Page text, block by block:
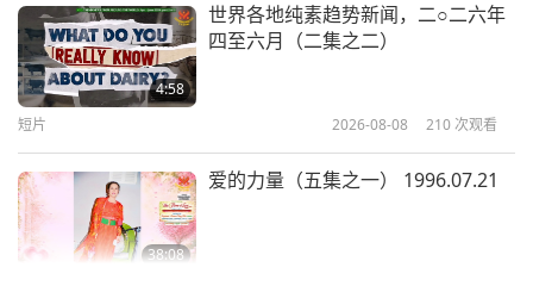
世界和平已经到来：用打坐让它持续
4:58
世界各地纯素趋势新闻，二○二六年
四至六月（二集之二）
短片 2026-08-08 210 次观看
38:08
爱的力量（五集之一） 1996.07.21